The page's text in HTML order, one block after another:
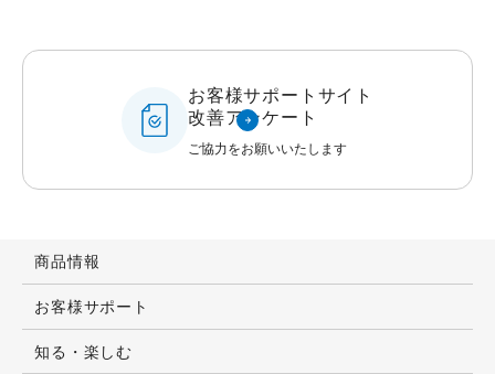
お客様サポートサイト
改善アンケート
ご協力をお願いいたします
商品情報
お客様サポート
知る・楽しむ